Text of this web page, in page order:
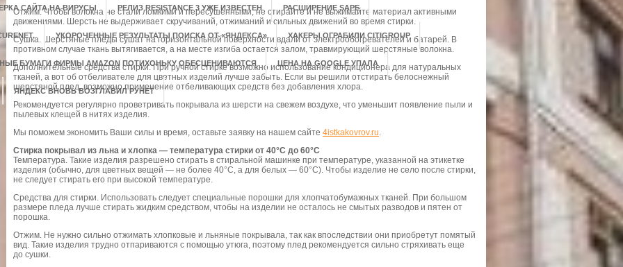
САЙТА НА ВИРУСЫ РЕЛИЗ RESISTANCE 3 УЖЕ ИЗВЕСТЕН РАСШИРЕНИЕ SAPE
УКОРОЧЕННЫЕ РЕЗУЛЬТАТЫ ПОИСКА ОТ «ЯНДЕКСА» ХАКЕРЫ ОГРАБИЛИ CITIGROUP
БУМАГИ ФИРМЫ AMAZON ПОТИХОНЬКУ ОБЕСЦЕНИВАЮТСЯ ЦЕНА НА GOOGLE УПАЛА
ЯНДЕКС ВНОВЬ ВОЗГЛАВИЛ РУНЕТ
Отжим. Чтобы волокна не стали ломкими и пересушенными, не стирайте и не выжимайте материал активными
движениями. Шерсть не выдерживает скручиваний, отжиманий и сильных движений во время стирки.
Сушка. Шерстяные пледы сушат на горизонтальной поверхности вдали от электрообогревателей и батарей. В
противном случае ткань вытягивается, а на месте изгиба остается залом, травмирующий шерстяные волокна.
Дополнительные средства стирки. При ручной стирке возможно использование кондиционера для натуральных
тканей, а вот об отбеливателе для цветных изделий лучше забыть. Если вы решили отстирать белоснежный
шерстяной плед, возможно применение отбеливающих средств без добавления хлора.
Рекомендуется регулярно проветривать покрывала из шерсти на свежем воздухе, что уменьшит появление пыли и
пылевых клещей в нитях изделия.
Мы поможем экономить Ваши силы и время, оставьте заявку на нашем сайте 4istkakovrov.ru.
Стирка покрывал из льна и хлопка — температура стирки от 40°С до 60°С
Температура. Такие изделия разрешено стирать в стиральной машинке при температуре, указанной на этикетке
изделия (обычно, для цветных вещей — не более 40°С, а для белых — 60°С). Чтобы изделие не село после стирки,
не следует стирать его при высокой температуре.
Средства для стирки. Использовать следует специальные порошки для хлопчатобумажных тканей. При большом
размере пледа лучше стирать жидким средством, чтобы на изделии не осталось не смытых разводов и пятен от
порошка.
Отжим. Не нужно сильно отжимать хлопковые и льняные покрывала, так как впоследствии они приобретут помятый
вид. Такие изделия трудно отпариваются с помощью утюга, поэтому плед рекомендуется сильно стряхивать еще
до сушки.